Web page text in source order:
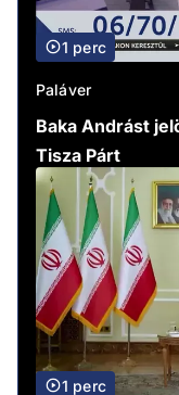
1 perc
Paláver
Baka Andrást
Tisza Párt
1 perc